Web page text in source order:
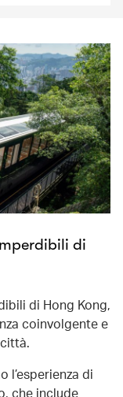
di
di Hong Kong,
coinvolgente e
l’esperienza di
che include